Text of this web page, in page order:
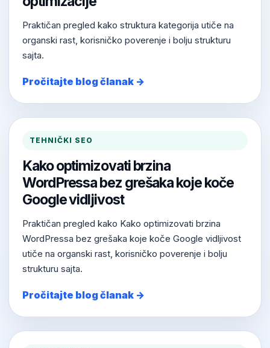
Praktičan pregled kako struktura kategorija utiče na
organski rast, korisničko poverenje i bolju strukturu
sajta.
Pročitajte blog članak →
TEHNIČKI SEO
Kako optimizovati brzina
WordPressa bez grešaka koje koče
Google vidljivost
Praktičan pregled kako Kako optimizovati brzina
WordPressa bez grešaka koje koče Google vidljivost
utiče na organski rast, korisničko poverenje i bolju
strukturu sajta.
Pročitajte blog članak →